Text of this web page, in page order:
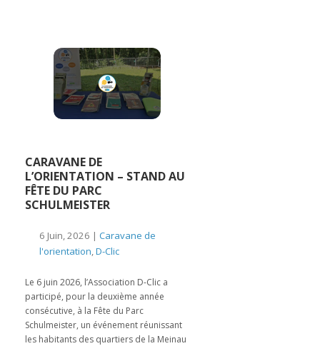
CARAVANE DE
L’ORIENTATION – STAND AU
FÊTE DU PARC
SCHULMEISTER
6 Juin, 2026 | Caravane de
l'orientation D-Clic
Le 6 juin 2026, l’Association D-Clic a
participé, pour la deuxième année
consécutive, à la Fête du Parc
Schulmeister, un événement réunissant
les habitants des quartiers de la Meinau